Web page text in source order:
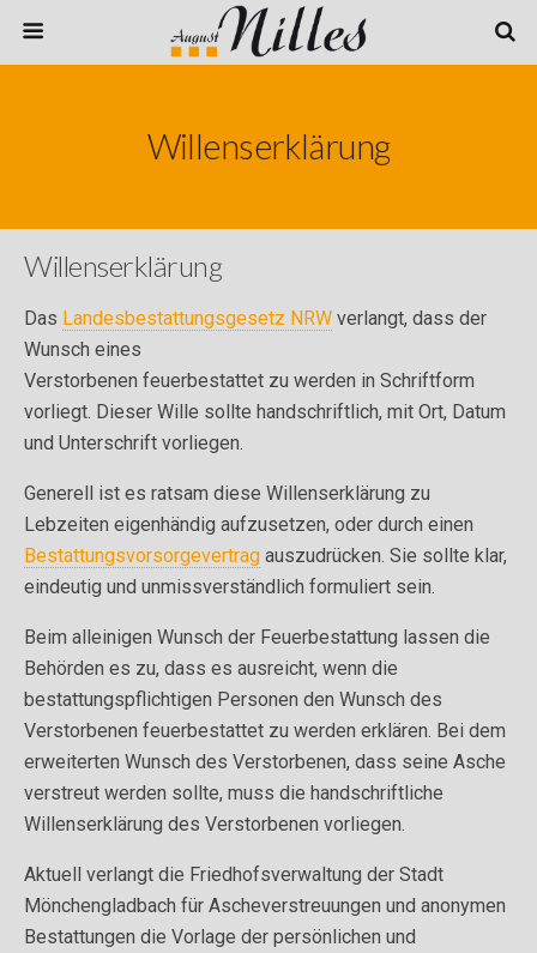
Willenserklärung
Willenserklärung
Das Landesbestattungsgesetz NRW verlangt, dass der
Wunsch eines
Verstorbenen feuerbestattet zu werden in Schriftform
vorliegt. Dieser Wille sollte handschriftlich, mit Ort, Datum
und Unterschrift vorliegen.
Generell ist es ratsam diese Willenserklärung zu
Lebzeiten eigenhändig aufzusetzen, oder durch einen
Bestattungsvorsorgevertrag auszudrücken. Sie sollte klar,
eindeutig und unmissverständlich formuliert sein.
Beim alleinigen Wunsch der Feuerbestattung lassen die
Behörden es zu, dass es ausreicht, wenn die
bestattungspflichtigen Personen den Wunsch des
Verstorbenen feuerbestattet zu werden erklären. Bei dem
erweiterten Wunsch des Verstorbenen, dass seine Asche
verstreut werden sollte, muss die handschriftliche
Willenserklärung des Verstorbenen vorliegen.
Aktuell verlangt die Friedhofsverwaltung der Stadt
Mönchengladbach für Ascheverstreuungen und anonymen
Bestattungen die Vorlage der persönlichen und